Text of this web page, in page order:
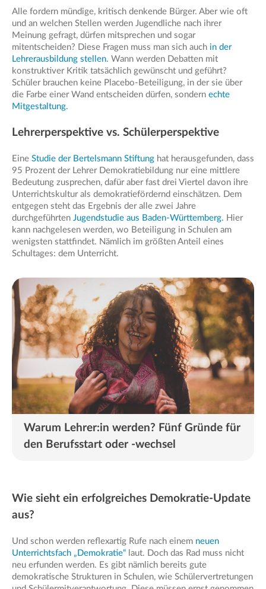
Alle fordern mündige, kritisch denkende Bürger. Aber wie oft
und an welchen Stellen werden Jugendliche nach ihrer
Meinung gefragt, dürfen mitsprechen und sogar
mitentscheiden? Diese Fragen muss man sich auch in der
Lehrerausbildung stellen. Wann werden Debatten mit
konstruktiver Kritik tatsächlich gewünscht und geführt?
Schüler brauchen keine Placebo-Beteiligung, in der sie über
die Farbe einer Wand entscheiden dürfen, sondern echte
Mitgestaltung.
Lehrerperspektive vs. Schülerperspektive
Eine Studie der Bertelsmann Stiftung hat herausgefunden, dass
95 Prozent der Lehrer Demokratiebildung nur eine mittlere
Bedeutung zusprechen, dafür aber fast drei Viertel davon ihre
Unterrichtskultur als demokratiefördernd einschätzen. Dem
entgegen steht das Ergebnis der alle zwei Jahre
durchgeführten Jugendstudie aus Baden-Württemberg. Hier
kann nachgelesen werden, wo Beteiligung in Schulen am
wenigsten stattfindet. Nämlich im größten Anteil eines
Schultages: dem Unterricht.
Warum Lehrer:in werden? Fünf Gründe für
den Berufsstart oder -wechsel
Wie sieht ein erfolgreiches Demokratie-Update
aus?
Und schon werden reflexartig Rufe nach einem neuen
Unterrichtsfach „Demokratie“ laut. Doch das Rad muss nicht
neu erfunden werden. Es gibt nämlich bereits gute
demokratische Strukturen in Schulen, wie Schülervertretungen